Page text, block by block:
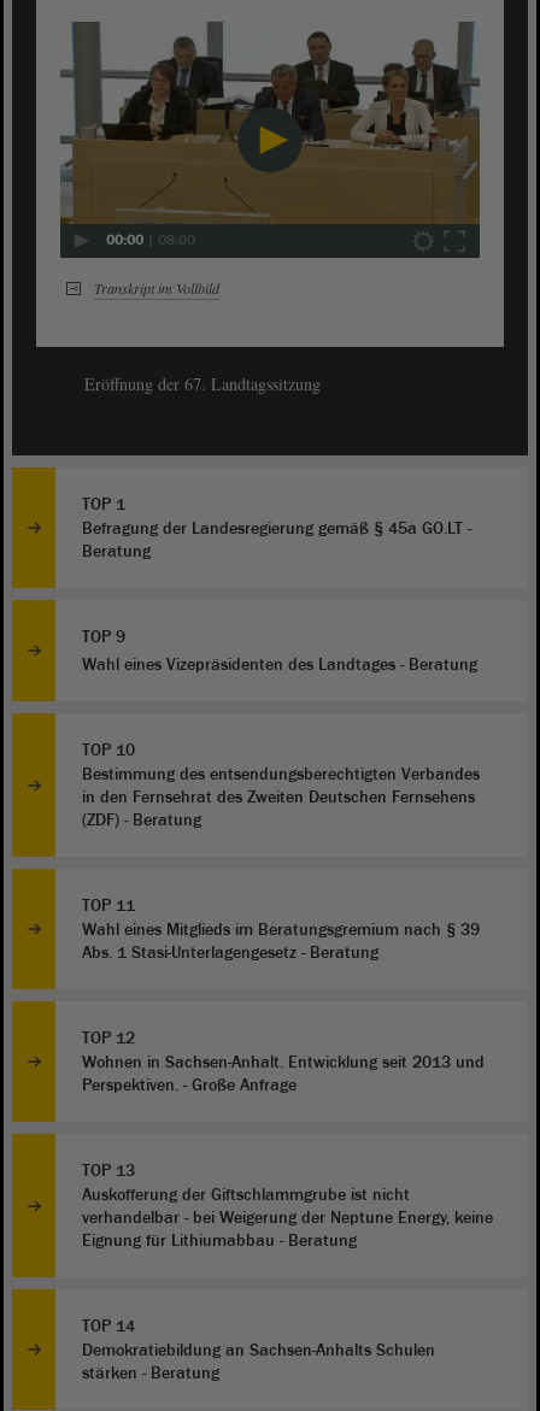
00:00 08:00
Transkript im Vollbild
Eröffnung der 67. Landtagssitzung
TOP 1
Befragung der Landesregierung gemäß § 45a GO.LT -
Beratung
TOP 9
Wahl eines Vizepräsidenten des Landtages - Beratung
TOP 10
Bestimmung des entsendungsberechtigten Verbandes
in den Fernsehrat des Zweiten Deutschen Fernsehens
(ZDF) - Beratung
TOP 11
Wahl eines Mitglieds im Beratungsgremium nach § 39
Abs. 1 Stasi-Unterlagengesetz - Beratung
TOP 12
Wohnen in Sachsen-Anhalt. Entwicklung seit 2013 und
Perspektiven. - Große Anfrage
TOP 13
Auskofferung der Giftschlammgrube ist nicht
verhandelbar - bei Weigerung der Neptune Energy, keine
Eignung für Lithiumabbau - Beratung
TOP 14
Demokratiebildung an Sachsen-Anhalts Schulen
stärken - Beratung